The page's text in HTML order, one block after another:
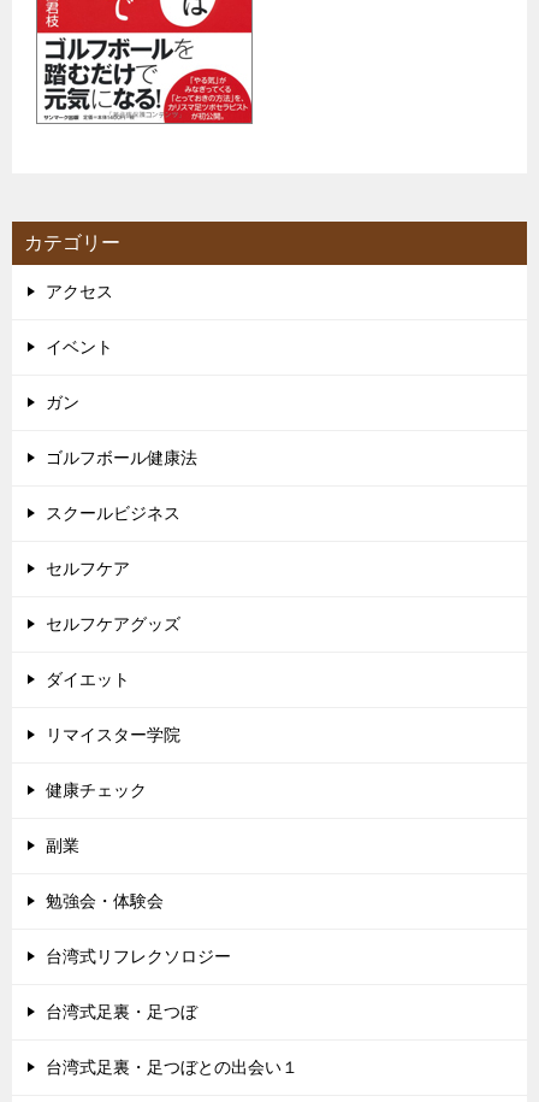
カテゴリー
アクセス
イベント
ガン
ゴルフボール健康法
スクールビジネス
セルフケア
セルフケアグッズ
ダイエット
リマイスター学院
健康チェック
副業
勉強会・体験会
台湾式リフレクソロジー
台湾式足裏・足つぼ
台湾式足裏・足つぼとの出会い１